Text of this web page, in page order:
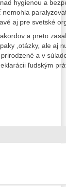
hygienou a
aj pre svetské
a preto
,otázky, ale aj
a v
ľudským